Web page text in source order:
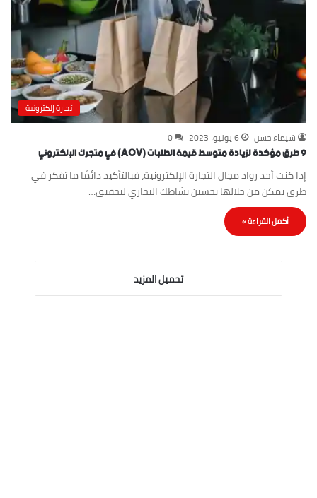
تجارة إلكترونية
شيماء حسن 6 يونيو، 2023 0
9 طرق مؤكدة لزيادة متوسط قيمة الطلبات (AOV) في متجرك الإلكتروني
إذا كنت أحد رواد مجال التجارة الإلكترونية، فبالتأكيد دائمًا ما تفكر في
طرق يمكن من خلالها تحسين نشاطك التجاري لتحقيق…
أكمل القراءة »
تحميل المزيد